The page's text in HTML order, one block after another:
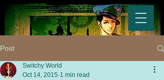
Post
Switchy World
Oct 14, 2015 1 min read